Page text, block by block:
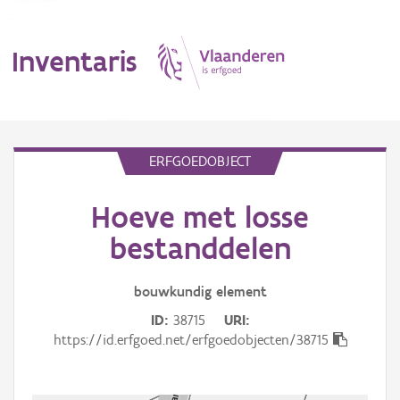
Inventaris
Aanduidingsobject
ERFGOEDOBJECT
Hoeve met losse
bestanddelen
bouwkundig element
ID 38715
URI
https://id.erfgoed.net/erfgoedobjecten/38715